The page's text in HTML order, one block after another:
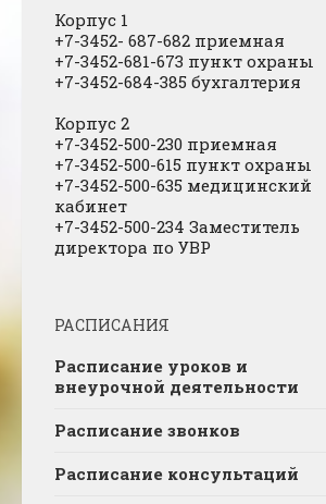
Корпус 1
+7-3452- 687-682 приемная
+7-3452-681-673 пункт охраны
+7-3452-684-385 бухгалтерия
Корпус 2
+7-3452-500-230 приемная
+7-3452-500-615 пункт охраны
+7-3452-500-635 медицинский
кабинет
+7-3452-500-234 Заместитель
директора по УВР
РАСПИСАНИЯ
Расписание уроков и
внеурочной деятельности
Расписание звонков
Расписание консультаций